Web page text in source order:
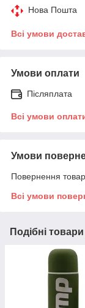
Нова Пошта
Всі умови
Умови оплати
Післяплата
Всі умови
Умови
Повернення
Всі умови
Подібні